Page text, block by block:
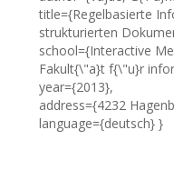
title={Regelbasierte
strukturierten
school={Interactive
Fakult{\"a}t f{\"u}r
year={2013},
address={4232
language={deutsch} }